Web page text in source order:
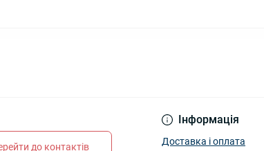
до контактів
Інформація
Доставка і оплата